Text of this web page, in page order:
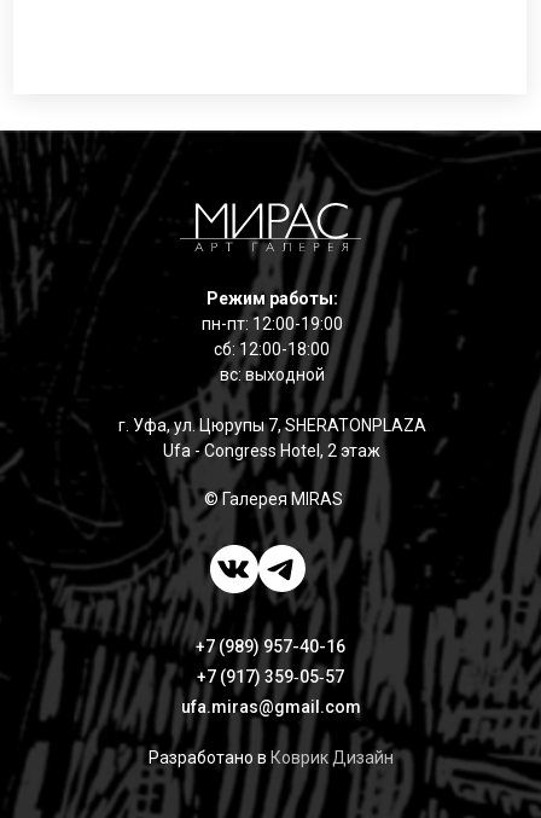
Режим работы:
пн-пт: 12:00-19:00
сб: 12:00-18:00
вс: выходной
г. Уфа, ул. Цюрупы 7, SHERATONPLAZA
Ufa - Congress Hotel, 2 этаж
© Галерея MIRAS
Разработано в Коврик Дизайн
+7 (989) 957-40-16
+7 (917) 359‑05‑57
ufa.miras@gmail.com